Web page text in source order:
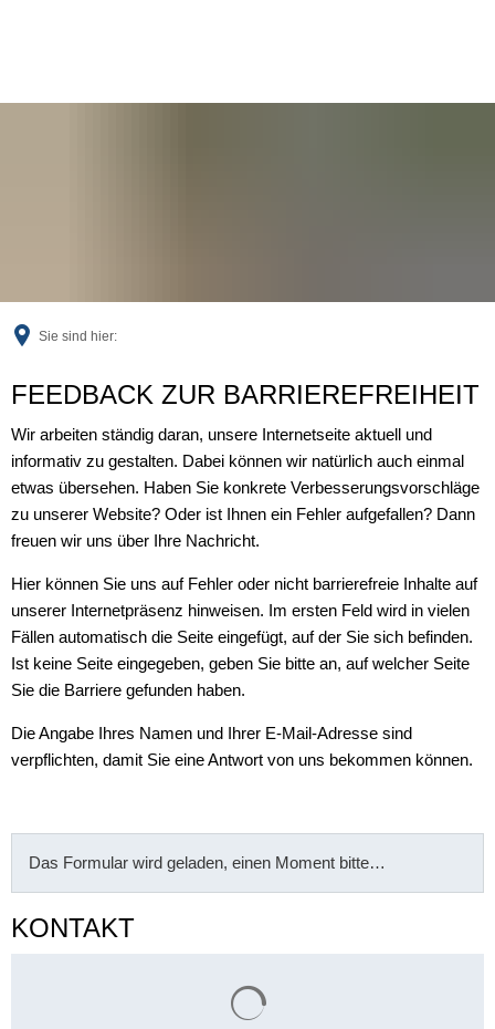
Sie sind hier:
Feedback
FEEDBACK ZUR BARRIEREFREIHEIT
Wir arbeiten ständig daran, unsere Internetseite aktuell und
informativ zu gestalten. Dabei können wir natürlich auch einmal
etwas übersehen. Haben Sie konkrete Verbesserungsvorschläge
zu unserer Website? Oder ist Ihnen ein Fehler aufgefallen? Dann
freuen wir uns über Ihre Nachricht.
Hier können Sie uns auf Fehler oder nicht barrierefreie Inhalte auf
unserer Internetpräsenz hinweisen. Im ersten Feld wird in vielen
Fällen automatisch die Seite eingefügt, auf der Sie sich befinden.
Ist keine Seite eingegeben, geben Sie bitte an, auf welcher Seite
Sie die Barriere gefunden haben.
Die Angabe Ihres Namen und Ihrer E-Mail-Adresse sind
verpflichten, damit Sie eine Antwort von uns bekommen können.
Das Formular wird geladen, einen Moment bitte…
KONTAKT